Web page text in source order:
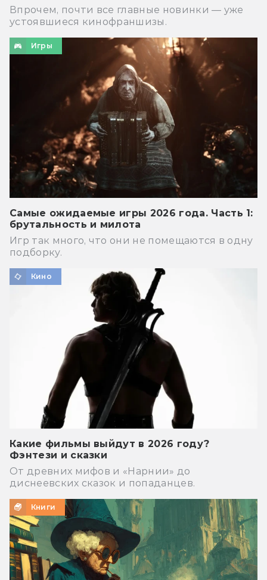
Впрочем, почти все главные новинки — уже
устоявшиеся кинофраншизы.
Игры
Самые ожидаемые игры 2026 года. Часть 1:
брутальность и милота
Игр так много, что они не помещаются в одну
подборку.
Кино
Какие фильмы выйдут в 2026 году?
Фэнтези и сказки
От древних мифов и «Нарнии» до
диснеевских сказок и попаданцев.
Книги